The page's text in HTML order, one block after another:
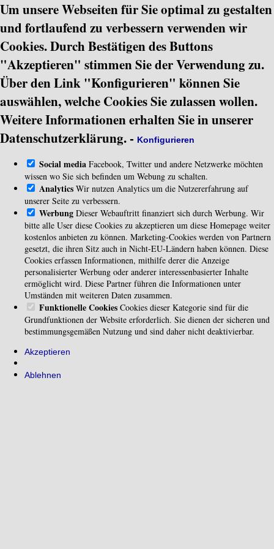
Um unsere Webseiten für Sie optimal zu gestalten
und fortlaufend zu verbessern verwenden wir
Cookies. Durch Bestätigen des Buttons
"Akzeptieren" stimmen Sie der Verwendung zu.
Über den Link "Konfigurieren" können Sie
auswählen, welche Cookies Sie zulassen wollen.
Weitere Informationen erhalten Sie in unserer
Datenschutzerklärung. - Konfigurieren
Social media Facebook, Twitter und andere Netzwerke möchten
wissen wo Sie sich befinden um Webung zu schalten.
Analytics Wir nutzen Analytics um die Nutzererfahrung auf
unserer Seite zu verbessern.
Werbung Dieser Webauftritt finanziert sich durch Werbung. Wir
bitte alle User diese Cookies zu akzeptieren um diese Homepage weiter
kostenlos anbieten zu können. Marketing-Cookies werden von Partnern
gesetzt, die ihren Sitz auch in Nicht-EU-Ländern haben können. Diese
Cookies erfassen Informationen, mithilfe derer die Anzeige
personalisierter Werbung oder anderer interessenbasierter Inhalte
ermöglicht wird. Diese Partner führen die Informationen unter
Umständen mit weiteren Daten zusammen.
Funktionelle Cookies Cookies dieser Kategorie sind für die
Grundfunktionen der Website erforderlich. Sie dienen der sicheren und
bestimmungsgemäßen Nutzung und sind daher nicht deaktivierbar.
Akzeptieren
Ablehnen